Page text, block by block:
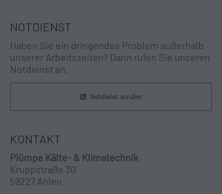
NOTDIENST
Haben Sie ein dringendes Problem außerhalb
unserer Arbeitszeiten? Dann rufen Sie unseren
Notdienst an.
Notdienst anrufen
KONTAKT
Plümpe Kälte- & Klimatechnik
Kruppstraße 30
59227 Ahlen